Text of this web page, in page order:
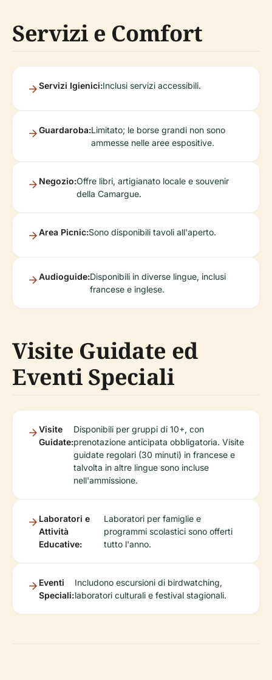
Servizi e Comfort
Servizi Igienici:Inclusi servizi accessibili.
Guardaroba:Limitato; le borse grandi non sono
ammesse nelle aree espositive.
Negozio:Offre libri, artigianato locale e souvenir
della Camargue.
Area Picnic:Sono disponibili tavoli all'aperto.
Audioguide:Disponibili in diverse lingue, inclusi
francese e inglese.
Visite Guidate ed
Eventi Speciali
Visite
Guidate:
Disponibili per gruppi di 10+, con
prenotazione anticipata obbligatoria. Visite
guidate regolari (30 minuti) in francese e
talvolta in altre lingue sono incluse
nell'ammissione.
Laboratori e
Attività
Educative:
Laboratori per famiglie e
programmi scolastici sono offerti
tutto l'anno.
Eventi
Speciali:
Includono escursioni di birdwatching,
laboratori culturali e festival stagionali.